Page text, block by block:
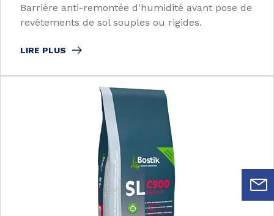
Barrière anti-remontée d'humidité avant pose de
revêtements de sol souples ou rigides.
LIRE PLUS